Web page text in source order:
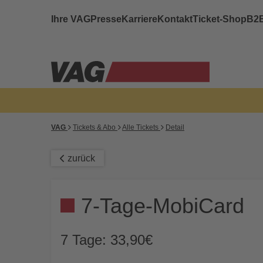
Ihre VAGPresse Karriere KontaktTicket-Shop
VAG Tickets & Abo Alle Tickets Detail
zurück
7-Tage-MobiCard
7 Tage: 33,90€